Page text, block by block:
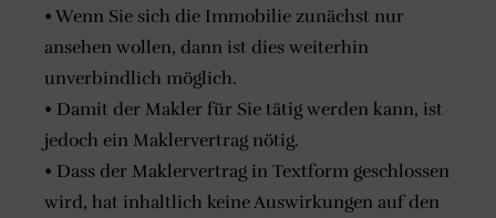
• Wenn Sie sich die Immobilie zunächst nur
ansehen wollen, dann ist dies weiterhin
unverbindlich möglich.
• Damit der Makler für Sie tätig werden kann, ist
jedoch ein Maklervertrag nötig.
• Dass der Maklervertrag in Textform geschlossen
wird, hat inhaltlich keine Auswirkungen auf den